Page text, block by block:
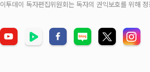
이투데이 독자편집위원회는 독자의 권익보호를 위해